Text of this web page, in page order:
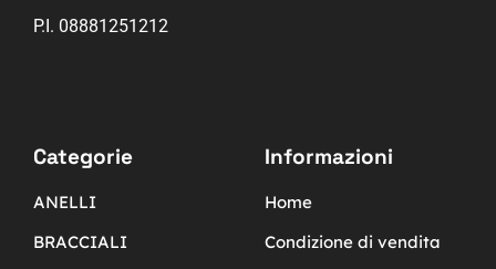
P.I. 08881251212
Categorie
ANELLI
BRACCIALI
Informazioni
Home
Condizione di vendita